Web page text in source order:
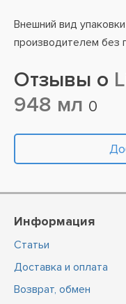
Внешний вид
производителем без
Отзывы о
948 мл 0
Информация
Статьи
Доставка и оплата
Возврат, обмен